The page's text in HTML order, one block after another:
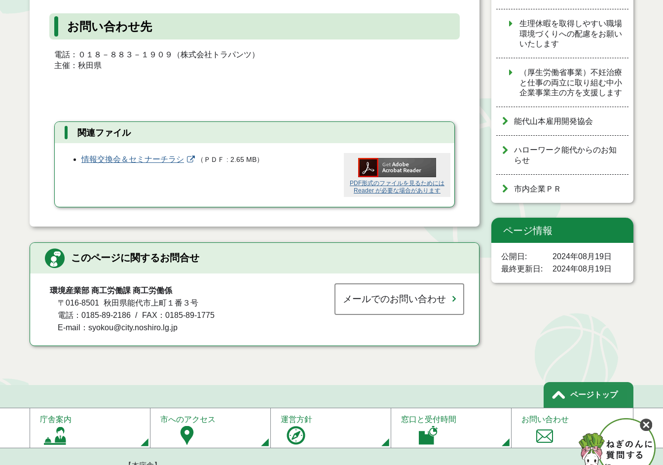
お問い合わせ先
電話：０１８－８８３－１９０９（株式会社トラパンツ）
主催：秋田県
関連ファイル
PDF形式のファイルを見るためには
Reader が必要な場合があります
情報交換会＆セミナーチラシ （ ＰＤＦ 2.65 MB）
このページに関するお問合せ
環境産業部 商工労働課 商工労働係
〒016-8501
秋田県能代市上町１番３号
電話：0185-89-2186
FAX：0185-89-1775
E-mail：syokou@city.noshiro.lg.jp
メールでのお問い合わせ
生理休暇を取得しやすい職場
環境づくりへの配慮をお願い
いたします
（厚生労働省事業）不妊治療
と仕事の両立に取り組む中小
企業事業主の方を支援します
能代山本雇用開発協会
ハローワーク能代からのお知
らせ
市内企業ＰＲ
ページ情報
公開日
2024年08月19日
最終更新日
2024年08月19日
ページトップ
庁舎案内 市へのアクセス 運営方針 窓口と受付時間 お問い合わせ